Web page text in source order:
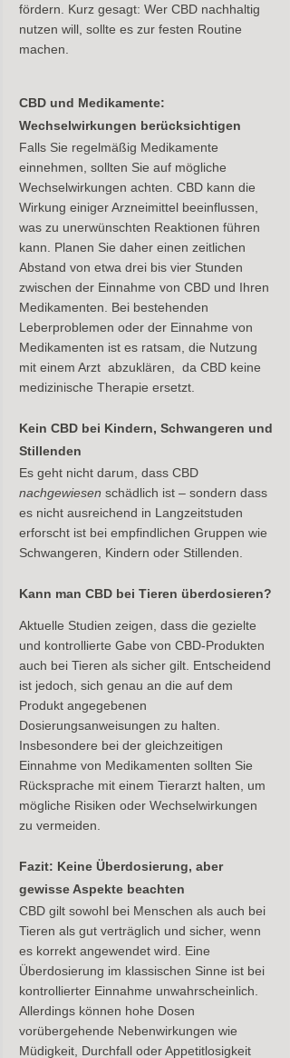
fördern. Kurz gesagt: Wer CBD nachhaltig
nutzen will, sollte es zur festen Routine
machen.
CBD und Medikamente:
Wechselwirkungen berücksichtigen
Falls Sie regelmäßig Medikamente
einnehmen, sollten Sie auf mögliche
Wechselwirkungen achten. CBD kann die
Wirkung einiger Arzneimittel beeinflussen,
was zu unerwünschten Reaktionen führen
kann. Planen Sie daher einen zeitlichen
Abstand von etwa drei bis vier Stunden
zwischen der Einnahme von CBD und Ihren
Medikamenten. Bei bestehenden
Leberproblemen oder der Einnahme von
Medikamenten ist es ratsam, die Nutzung
mit einem Arzt  abzuklären,  da CBD keine
medizinische Therapie ersetzt.
Kein CBD bei Kindern, Schwangeren und
Stillenden
Es geht nicht darum, dass CBD
nachgewiesen schädlich ist – sondern dass
es nicht ausreichend in Langzeitstuden
erforscht ist bei empfindlichen Gruppen wie
Schwangeren, Kindern oder Stillenden.
Kann man CBD bei Tieren überdosieren?
Aktuelle Studien zeigen, dass die gezielte
und kontrollierte Gabe von CBD-Produkten
auch bei Tieren als sicher gilt. Entscheidend
ist jedoch, sich genau an die auf dem
Produkt angegebenen
Dosierungsanweisungen zu halten.
Insbesondere bei der gleichzeitigen
Einnahme von Medikamenten sollten Sie
Rücksprache mit einem Tierarzt halten, um
mögliche Risiken oder Wechselwirkungen
zu vermeiden.
Fazit: Keine Überdosierung, aber
gewisse Aspekte beachten
CBD gilt sowohl bei Menschen als auch bei
Tieren als gut verträglich und sicher, wenn
es korrekt angewendet wird. Eine
Überdosierung im klassischen Sinne ist bei
kontrollierter Einnahme unwahrscheinlich.
Allerdings können hohe Dosen
vorübergehende Nebenwirkungen wie
Müdigkeit, Durchfall oder Appetitlosigkeit